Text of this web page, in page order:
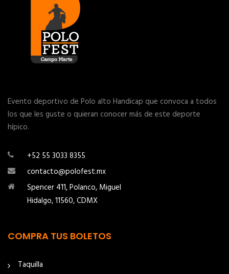
Evento deportivo de Polo alto Handicap que convoca a todos
los que les guste o quieran conocer más de este deporte
hípico.
+52 55 3033 8355
contacto@polofest.mx
Spencer 411, Polanco, Miguel
Hidalgo, 11560, CDMX
COMPRA TUS BOLETOS
Taquilla